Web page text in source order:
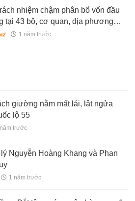
nhiệm chậm phân bổ vốn đầu
tại 43 bộ, cơ quan, địa phương
51 năm trước
giường nằm mất lái, lật ngửa
lộ 55
trước
lý Nguyễn Hoàng Khang và Phan
1 năm trước